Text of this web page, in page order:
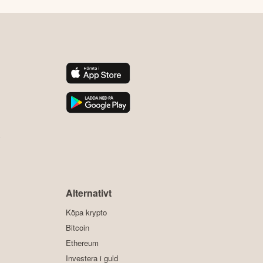
Alternativt
Köpa krypto
Bitcoin
Ethereum
Investera i guld